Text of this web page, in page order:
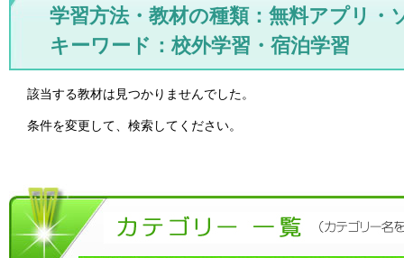
学習方法・教材の種類：無料アプリ・
キーワード：校外学習・宿泊学習
該当する教材は見つかりませんでした。
条件を変更して、検索してください。